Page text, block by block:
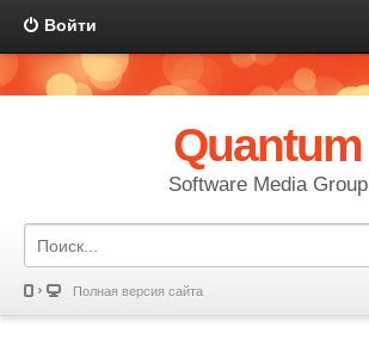
Войти
Quantum
Software Media Group
Полная версия сайта